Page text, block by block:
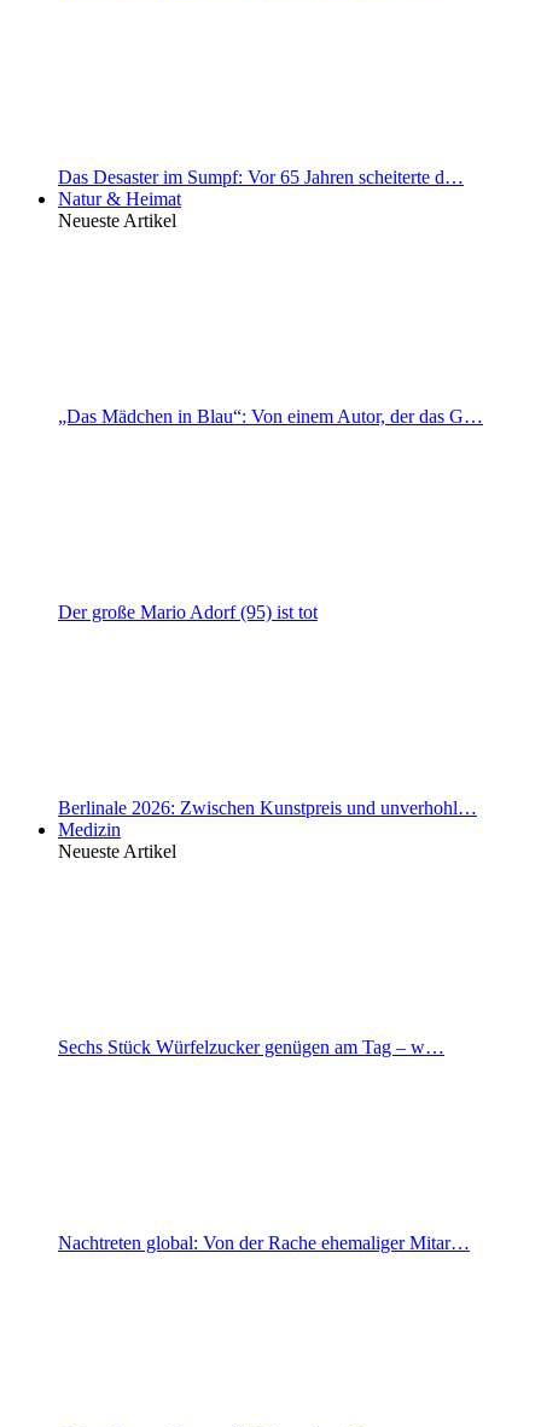
Das Desaster im Sumpf: Vor 65 Jahren scheiterte d…
Natur & Heimat
Neueste Artikel
„Das Mädchen in Blau“: Von einem Autor, der das G…
Der große Mario Adorf (95) ist tot
Berlinale 2026: Zwischen Kunstpreis und unverhohl…
Medizin
Neueste Artikel
Sechs Stück Würfelzucker genügen am Tag – w…
Nachtreten global: Von der Rache ehemaliger Mitar…